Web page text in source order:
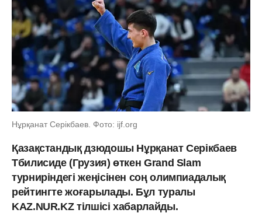
Нұрқанат Серікбаев. Фото: ijf.org
Қазақстандық дзюдошы Нұрқанат Серікбаев
Тбилисиде (Грузия) өткен Grand Slam
турниріндегі жеңісінен соң олимпиадалық
рейтингте жоғарылады. Бұл туралы
KAZ.NUR.KZ тілшісі хабарлайды.